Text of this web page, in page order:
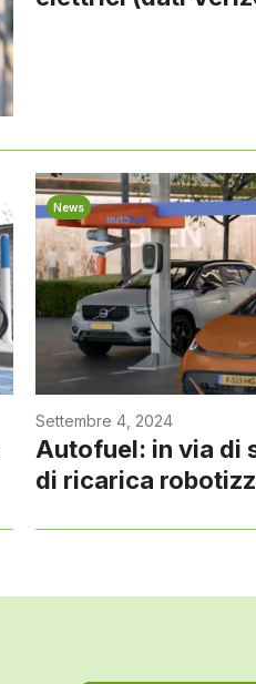
News
Settembre 4, 2024
Autofuel: in via di
di ricarica